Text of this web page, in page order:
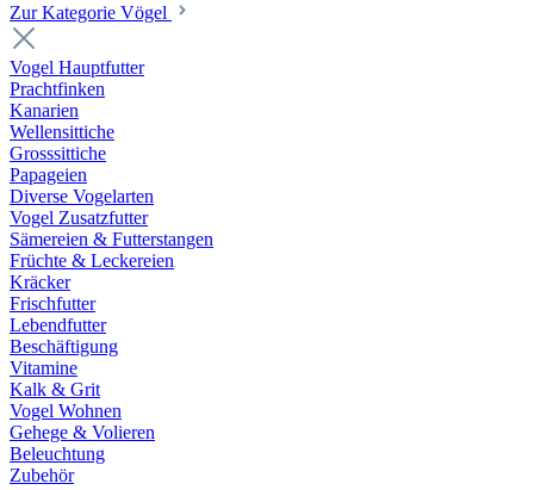
Zur Kategorie Vögel
Vogel Hauptfutter
Prachtfinken
Kanarien
Wellensittiche
Grosssittiche
Papageien
Diverse Vogelarten
Vogel Zusatzfutter
Sämereien & Futterstangen
Früchte & Leckereien
Kräcker
Frischfutter
Lebendfutter
Beschäftigung
Vitamine
Kalk & Grit
Vogel Wohnen
Gehege & Volieren
Beleuchtung
Zubehör